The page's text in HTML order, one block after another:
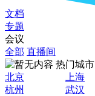
文档
专题
会议
全部 直播间
热门城市
北京
上海
杭州
武汉